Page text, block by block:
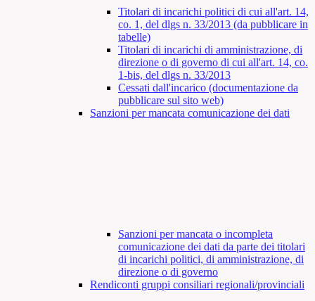
Titolari di incarichi politici di cui all'art. 14,
co. 1, del dlgs n. 33/2013 (da pubblicare in
tabelle)
Titolari di incarichi di amministrazione, di
direzione o di governo di cui all'art. 14, co.
1-bis, del dlgs n. 33/2013
Cessati dall'incarico (documentazione da
pubblicare sul sito web)
Sanzioni per mancata comunicazione dei dati
Sanzioni per mancata o incompleta
comunicazione dei dati da parte dei titolari
di incarichi politici, di amministrazione, di
direzione o di governo
Rendiconti gruppi consiliari regionali/provinciali